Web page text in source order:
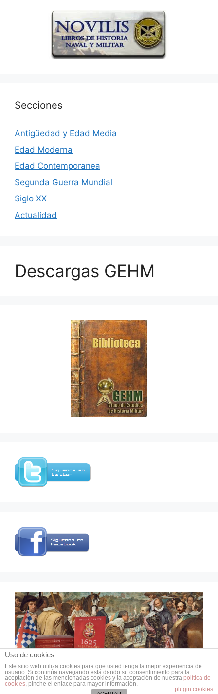
Secciones
Antigüedad y Edad Media
Edad Moderna
Edad Contemporanea
Segunda Guerra Mundial
Siglo XX
Actualidad
Descargas GEHM
© 2026 Grupo de Estudios de Historia Militar
• Creado conGeneratePress
Uso de cookies
Este sitio web utiliza cookies para que usted tenga la mejor experiencia de
usuario. Si continúa navegando está dando su consentimiento para la
aceptación de las mencionadas cookies y la aceptación de nuestra política de
cookies, pinche el enlace para mayor información.
plugin cookies